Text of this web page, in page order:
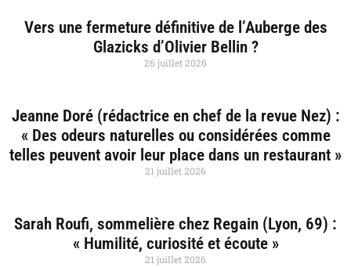
Vers une fermeture définitive de l’Auberge des
Glazicks d’Olivier Bellin ?
26 juillet 2026
Jeanne Doré (rédactrice en chef de la revue Nez) :
« Des odeurs naturelles ou considérées comme
telles peuvent avoir leur place dans un restaurant »
21 juillet 2026
Sarah Roufi, sommelière chez Regain (Lyon, 69) :
« Humilité, curiosité et écoute »
21 juillet 2026